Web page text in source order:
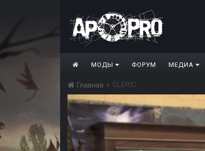
МОДЫ ФОРУМ МЕДИА
Главная CLERIC